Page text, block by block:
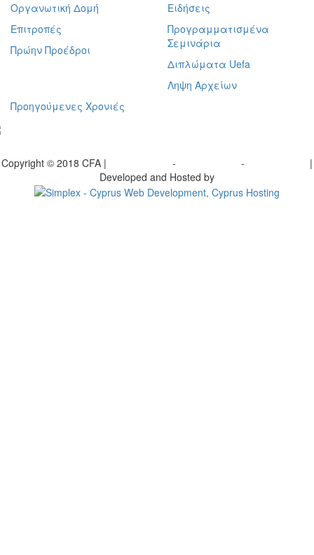
Οργανωτική Δομή
Επιτροπές
Πρώην Προέδροι
Ειδήσεις
Προγραμματισμένα
Σεμινάρια
Διπλώματα Uefa
Ληψη Αρχείων
Προηγούμενες Χρονιές
Copyright © 2018 CFA | - -
|
Developed and Hosted by